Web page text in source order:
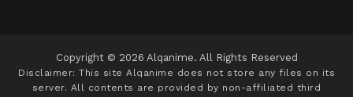
Fall 2011
15
Fall 2012
Copyright © 2026 Alqanime. All Rights Reserved
Disclaimer: This site Alqanime does not store any files on its
server. All contents are provided by non-affiliated third